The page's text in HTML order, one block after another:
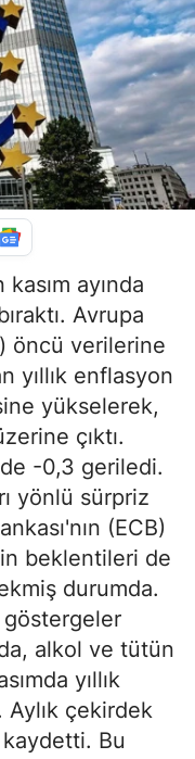
ayında
Avrupa
öncü verilerine
yıllık enflasyon
yükselerek,
çıktı.
-0,3 geriledi.
yönlü sürpriz
(ECB)
beklentileri de
durumda.
göstergeler
alkol ve tütün
yıllık
çekirdek
Bu